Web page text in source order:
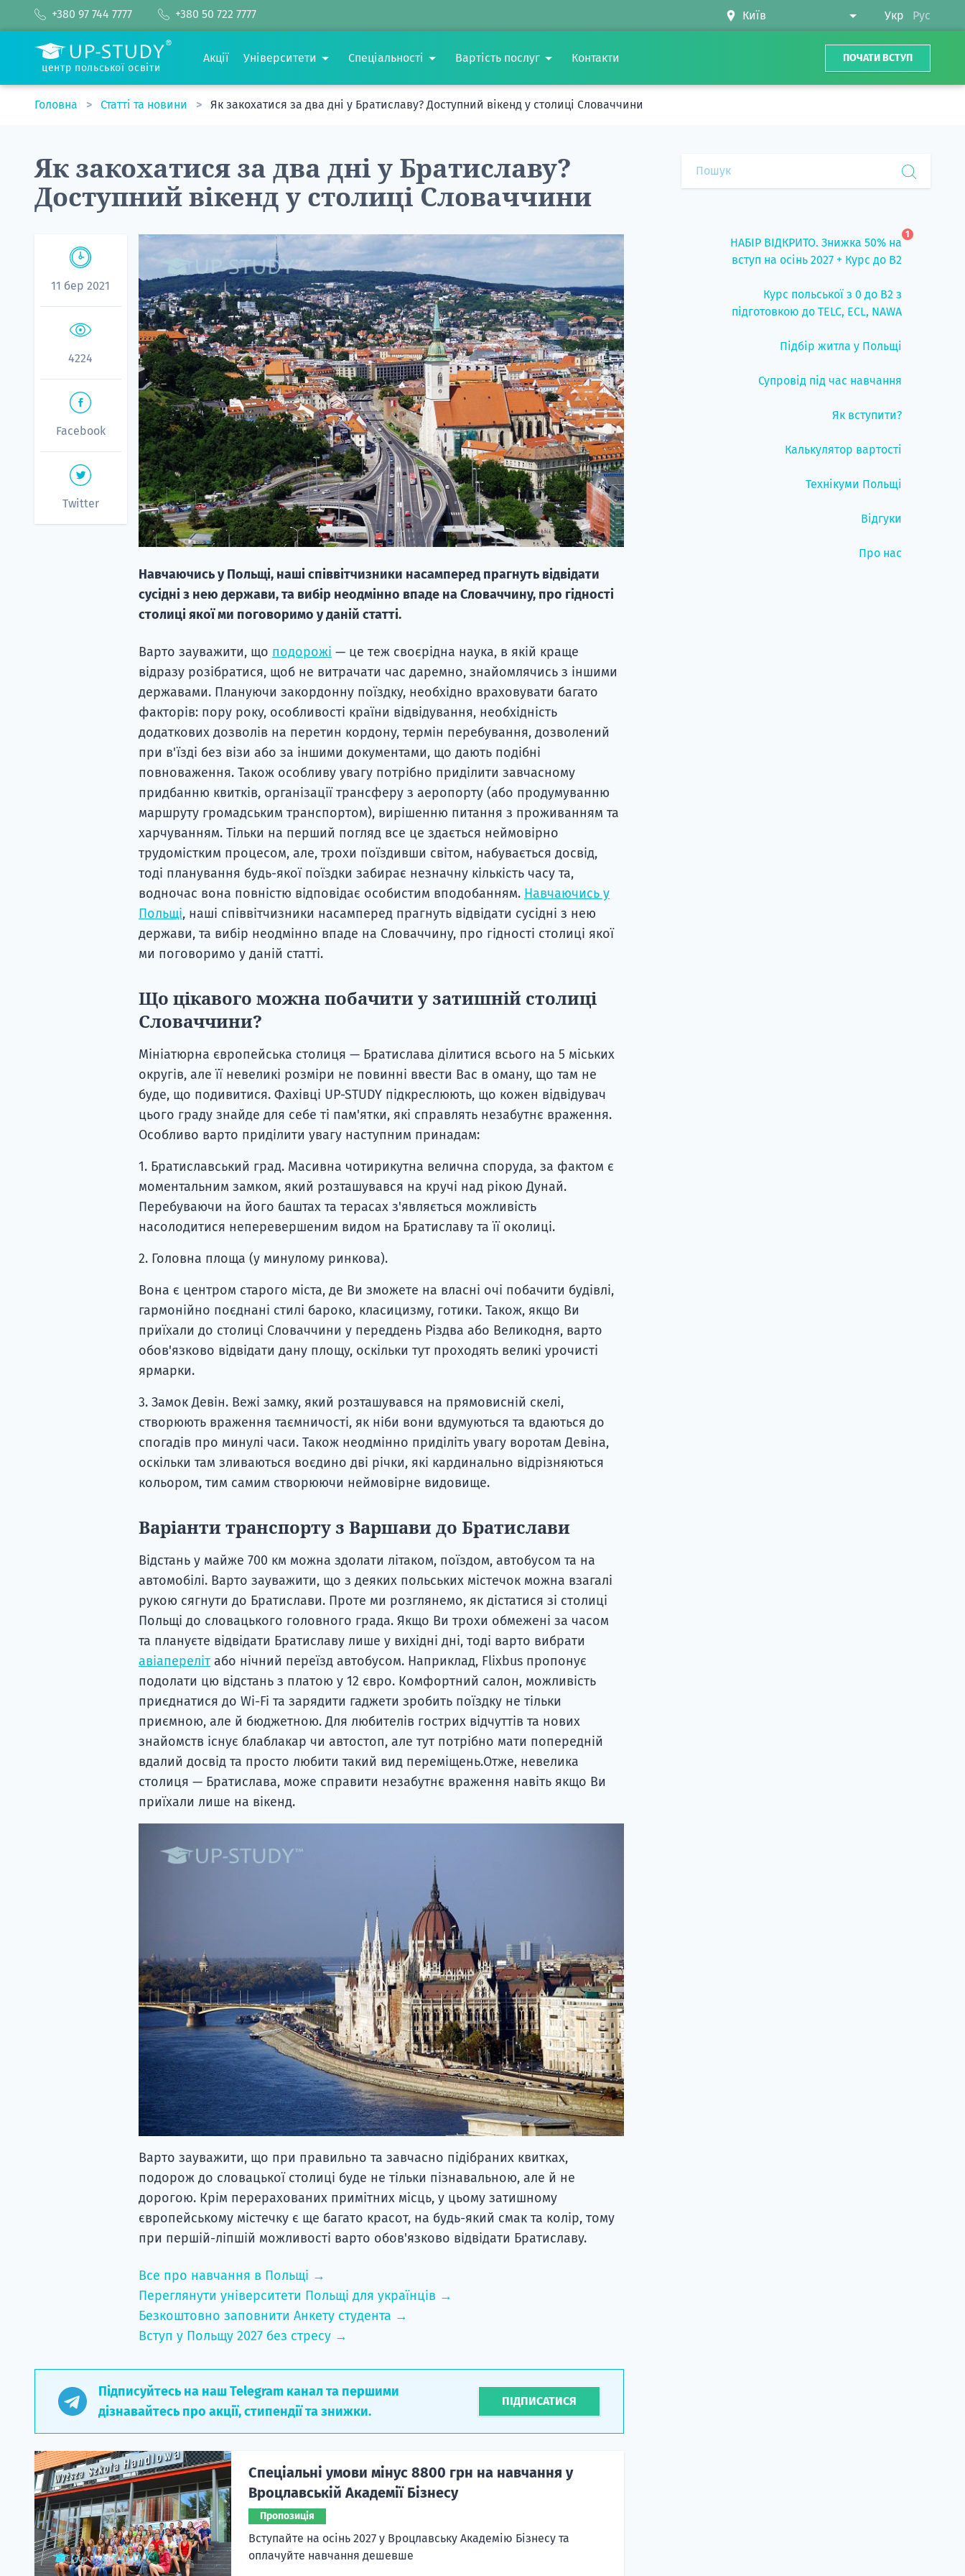
+380 97 744 7777 +380 50 722 7777 Укр Рус
центр польської освіти
Акції Університети Спеціальності Вартість послуг Контакти ПОЧАТИ ВСТУП
Головна Статті та новини Як закохатися за два дні у Братиславу? Доступний вікенд у столиці Словаччини
Як закохатися за два дні у Братиславу?
Доступний вікенд у столиці Словаччини
11 бер 2021
4224
Facebook
Twitter
Навчаючись у Польщі, наші співвітчизники насамперед прагнуть відвідати
сусідні з нею держави, та вибір неодмінно впаде на Словаччину, про гідності
столиці якої ми поговоримо у даній статті.
Варто зауважити, що подорожі — це теж своєрідна наука, в якій краще
відразу розібратися, щоб не витрачати час даремно, знайомлячись з іншими
державами. Плануючи закордонну поїздку, необхідно враховувати багато
факторів: пору року, особливості країни відвідування, необхідність
додаткових дозволів на перетин кордону, термін перебування, дозволений
при в'їзді без візи або за іншими документами, що дають подібні
повноваження. Також особливу увагу потрібно приділити завчасному
придбанню квитків, організації трансферу з аеропорту (або продумуванню
маршруту громадським транспортом), вирішенню питання з проживанням та
харчуванням. Тільки на перший погляд все це здається неймовірно
трудомістким процесом, але, трохи поїздивши світом, набувається досвід,
тоді планування будь-якої поїздки забирає незначну кількість часу та,
водночас вона повністю відповідає особистим вподобанням. Навчаючись у
Польщі, наші співвітчизники насамперед прагнуть відвідати сусідні з нею
держави, та вибір неодмінно впаде на Словаччину, про гідності столиці якої
ми поговоримо у даній статті.
Що цікавого можна побачити у затишній столиці
Словаччини?
Мініатюрна європейська столиця — Братислава ділитися всього на 5 міських
округів, але її невеликі розміри не повинні ввести Вас в оману, що там не
буде, що подивитися. Фахівці UP-STUDY підкреслюють, що кожен відвідувач
цього граду знайде для себе ті пам'ятки, які справлять незабутнє враження.
Особливо варто приділити увагу наступним принадам:
1. Братиславський град. Масивна чотирикутна велична споруда, за фактом є
моментальним замком, який розташувався на кручі над рікою Дунай.
Перебуваючи на його баштах та терасах з'являється можливість
насолодитися неперевершеним видом на Братиславу та її околиці.
2. Головна площа (у минулому ринкова).
Вона є центром старого міста, де Ви зможете на власні очі побачити будівлі,
гармонійно поєднані стилі бароко, класицизму, готики. Також, якщо Ви
приїхали до столиці Словаччини у переддень Різдва або Великодня, варто
обов'язково відвідати дану площу, оскільки тут проходять великі урочисті
ярмарки.
3. Замок Девін. Вежі замку, який розташувався на прямовисній скелі,
створюють враження таємничості, як ніби вони вдумуються та вдаються до
спогадів про минулі часи. Також неодмінно приділіть увагу воротам Девіна,
оскільки там зливаються воєдино дві річки, які кардинально відрізняються
кольором, тим самим створюючи неймовірне видовище.
Варіанти транспорту з Варшави до Братислави
Відстань у майже 700 км можна здолати літаком, поїздом, автобусом та на
автомобілі. Варто зауважити, що з деяких польських містечок можна взагалі
рукою сягнути до Братислави. Проте ми розглянемо, як дістатися зі столиці
Польщі до словацького головного града. Якщо Ви трохи обмежені за часом
та плануєте відвідати Братиславу лише у вихідні дні, тоді варто вибрати
авіаперелітабо нічний переїзд автобусом. Наприклад, Flixbus пропонує
подолати цю відстань з платою у 12 євро. Комфортний салон, можливість
приєднатися до Wi-Fi та зарядити гаджети зробить поїздку не тільки
приємною, але й бюджетною. Для любителів гострих відчуттів та нових
знайомств існує блаблакар чи автостоп, але тут потрібно мати попередній
вдалий досвід та просто любити такий вид переміщень.Отже, невелика
столиця — Братислава, може справити незабутнє враження навіть якщо Ви
приїхали лише на вікенд.
Варто зауважити, що при правильно та завчасно підібраних квитках,
подорож до словацької столиці буде не тільки пізнавальною, але й не
дорогою. Крім перерахованих примітних місць, у цьому затишному
європейському містечку є ще багато красот, на будь-який смак та колір, тому
при першій-ліпшій можливості варто обов'язково відвідати Братиславу.
Все про навчання в Польщі →
Переглянути університети Польщі для українців →
Безкоштовно заповнити Анкету студента →
Вступ у Польщу 2027 без стресу →
Підписуйтесь на наш Telegram канал та першими
дізнавайтесь про акції, стипендії та знижки.
ПІДПИСАТИСЯ
Спеціальні умови мінус 8800 грн на навчання у
Вроцлавській Академії Бізнесу
Пропозиція
Вступайте на осінь 2027 у Вроцлавську Академію Бізнесу та
оплачуйте навчання дешевше
НАБІР ВІДКРИТО. Знижка 50% на
вступ на осінь 2027 + Курс до B2
1
Курс польської з 0 до B2 з
підготовкою до TELC, ECL, NAWA
Підбір житла у Польщі
Супровід під час навчання
Як вступити?
Калькулятор вартості
Технікуми Польщі
Відгуки
Про нас